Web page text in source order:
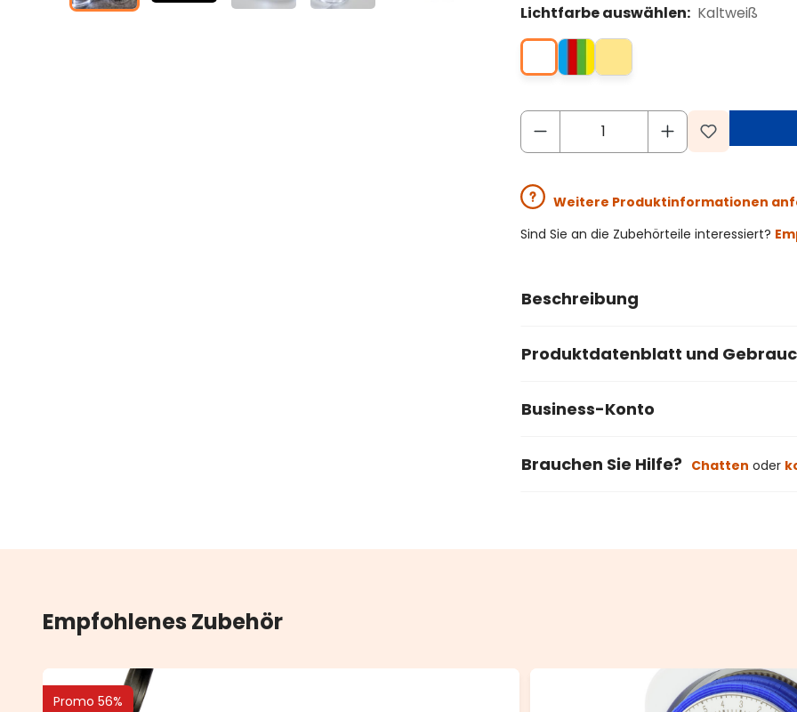
Lichtfarbe auswählen: Kaltweiß
Weitere Produktinformationen
Sind Sie an die Zubehörteile interessiert?
Beschreibung
Produktdatenblatt und
Business-Konto
Brauchen Sie Hilfe? Chatten oder
Empfohlenes Zubehör
Promo 56%